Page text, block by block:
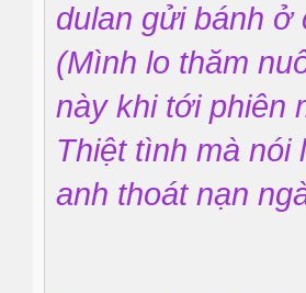
dulan gửi bánh ở
(Mình lo thăm
này khi tới phiên
Thiệt tình mà nói
anh thoát nạn